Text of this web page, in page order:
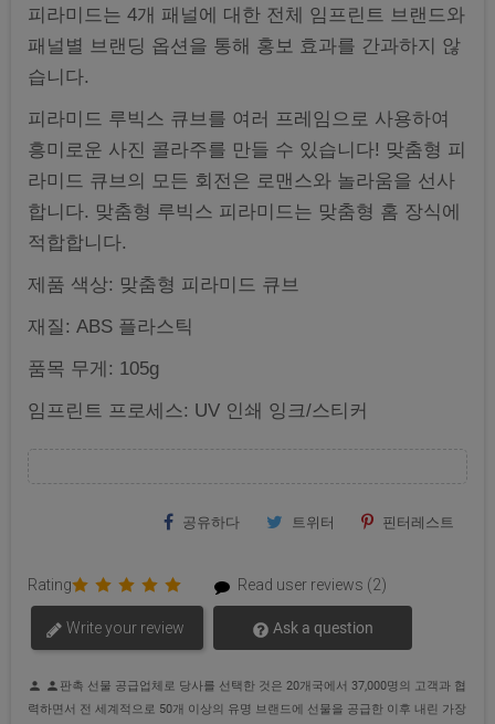
피라미드는 4개 패널에 대한 전체 임프린트 브랜드와
패널별 브랜딩 옵션을 통해 홍보 효과를 간과하지 않
습니다.
피라미드 루빅스 큐브를 여러 프레임으로 사용하여
흥미로운 사진 콜라주를 만들 수 있습니다! 맞춤형 피
라미드 큐브의 모든 회전은 로맨스와 놀라움을 선사
합니다. 맞춤형 루빅스 피라미드는 맞춤형 홈 장식에
적합합니다.
제품 색상: 맞춤형 피라미드 큐브
재질: ABS 플라스틱
품목 무게: 105g
임프린트 프로세스: UV 인쇄 잉크/스티커
공유하다 트위터 핀터레스트
Rating Read user reviews (2)
Write your review Ask a question
person person판촉 선물 공급업체로 당사를 선택한 것은 20개국에서 37,000명의 고객과 협
력하면서 전 세계적으로 50개 이상의 유명 브랜드에 선물을 공급한 이후 내린 가장